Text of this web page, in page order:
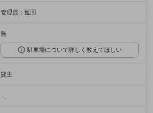
管理員：巡回
無
駐車場について詳しく教えてほしい
貸主
－